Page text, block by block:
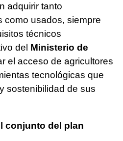
adquirir tanto
como usados, siempre
técnicos
del Ministerio de
el acceso de agricultores
tecnológicas que
sostenibilidad de sus
conjunto del plan